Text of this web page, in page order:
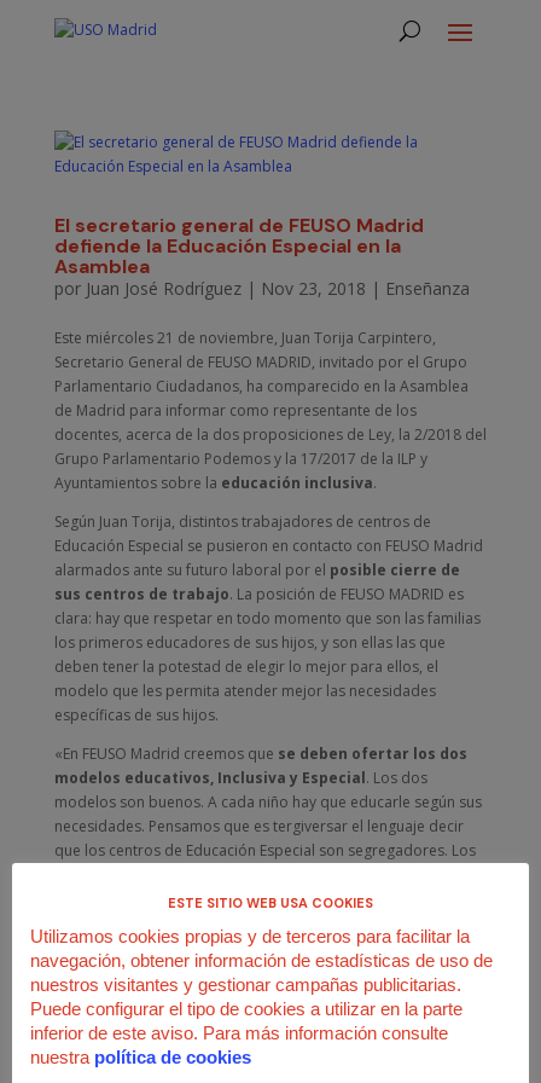
El secretario general de FEUSO Madrid
defiende la Educación Especial en la
Asamblea
por Juan José Rodríguez| Nov 23, 2018 | Enseñanza
Este miércoles 21 de noviembre, Juan Torija Carpintero,
Secretario General de FEUSO MADRID, invitado por el Grupo
Parlamentario Ciudadanos, ha comparecido en la Asamblea
de Madrid para informar como representante de los
docentes, acerca de la dos proposiciones de Ley, la 2/2018 del
Grupo Parlamentario Podemos y la 17/2017 de la ILP y
Ayuntamientos sobre la educación inclusiva.
Según Juan Torija, distintos trabajadores de centros de
Educación Especial se pusieron en contacto con FEUSO Madrid
alarmados ante su futuro laboral por el posible cierre de
sus centros de trabajo. La posición de FEUSO MADRID es
clara: hay que respetar en todo momento que son las familias
los primeros educadores de sus hijos, y son ellas las que
deben tener la potestad de elegir lo mejor para ellos, el
modelo que les permita atender mejor las necesidades
específicas de sus hijos.
«En FEUSO Madrid creemos que se deben ofertar los dos
modelos educativos, Inclusiva y Especial. Los dos
modelos son buenos. A cada niño hay que educarle según sus
necesidades. Pensamos que es tergiversar el lenguaje decir
que los centros de Educación Especial son segregadores. Los
profesionales con una excelente dedicación y gran vocación.
Es necesario mejorar y aumentar los recursos materiales y
humanos en ambas modalidades educativas.FEUSO Madrid
reivindica el aumento de medios para mejorar las
condiciones sociolaborales de todos los trabajadores de la
enseñanza.
ESTE SITIO WEB USA COOKIES
Utilizamos cookies propias y de terceros para facilitar la
navegación, obtener información de estadísticas de uso de
nuestros visitantes y gestionar campañas publicitarias.
Puede configurar el tipo de cookies a utilizar en la parte
inferior de este aviso. Para más información consulte
nuestra política de cookies